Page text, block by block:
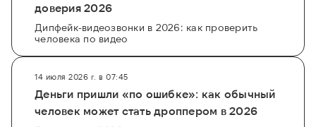
доверия 2026
Дипфейк-видеозвонки в 2026: как проверить
человека по видео
14 июля 2026 г. в 07:45
Деньги пришли «по ошибке»: как обычный
человек может стать дроппером в 2026